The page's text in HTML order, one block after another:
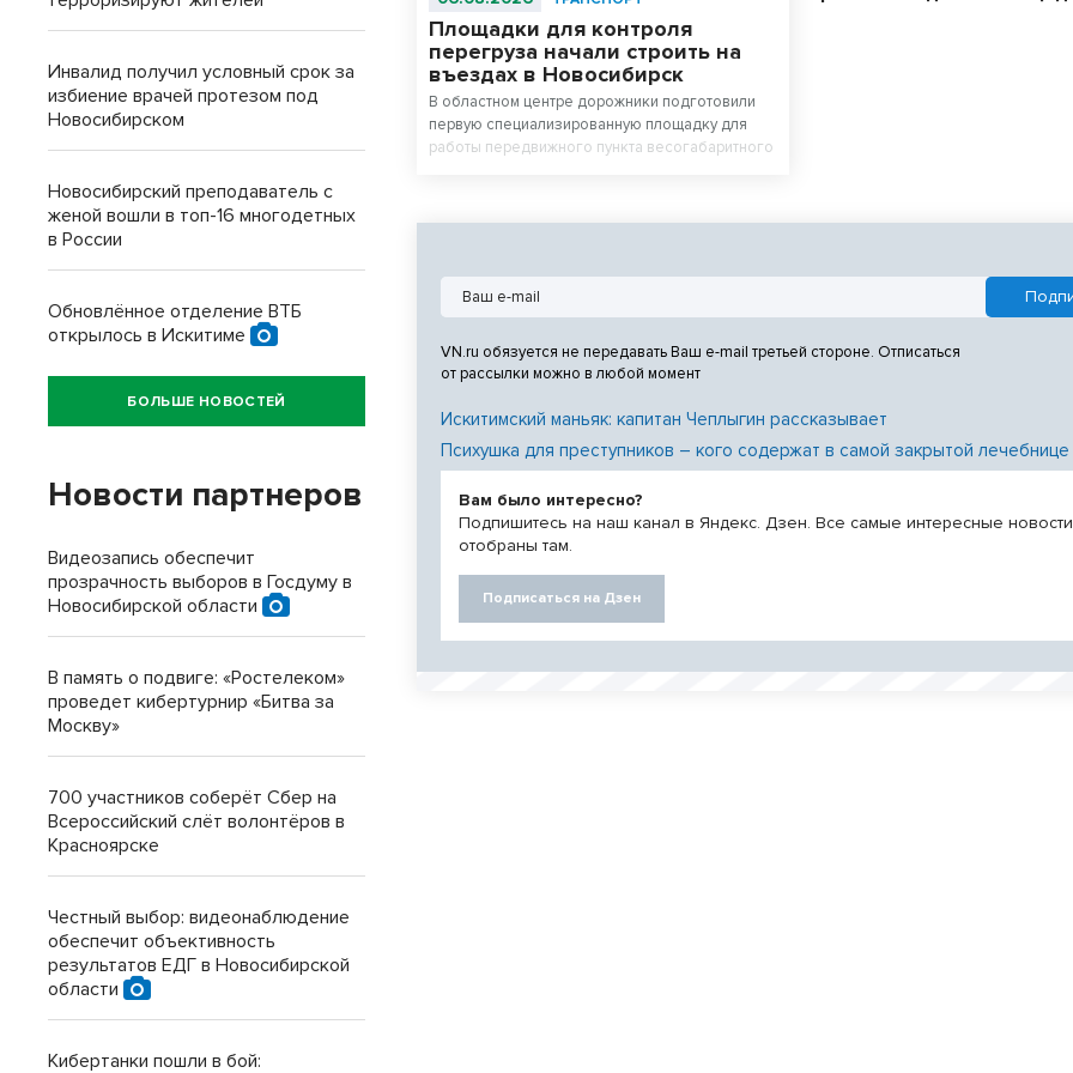
Площадки для контроля
перегруза начали строить на
въездах в Новосибирск
В областном центре дорожники подготовили
первую специализированную площадку для
работы передвижного пункта весогабаритного
VN.ru обязуется не передавать Ваш e-mail третьей стороне. Отписаться
от рассылки можно в любой момент
Искитимский маньяк: капитан Чеплыгин рассказывает
Психушка для преступников – кого содержат в самой закрытой
Вам было интересно?
Подпишитесь на наш канал в Яндекс. Дзен. Все самые интересные новости
отобраны там.
Подписаться на Дзен
Инвалид получил условный срок за
избиение врачей протезом под
Новосибирском
Новосибирский преподаватель с
женой вошли в топ-16 многодетных
в России
Обновлённое отделение ВТБ
открылось в Искитиме
БОЛЬШЕ НОВОСТЕЙ
Новости партнеров
Видеозапись обеспечит
прозрачность выборов в Госдуму в
Новосибирской области
В память о подвиге: «Ростелеком»
проведет кибертурнир «Битва за
Москву»
700 участников соберёт Сбер на
Всероссийский слёт волонтёров в
Красноярске
Честный выбор: видеонаблюдение
обеспечит объективность
результатов ЕДГ в Новосибирской
области
Кибертанки пошли в бой: